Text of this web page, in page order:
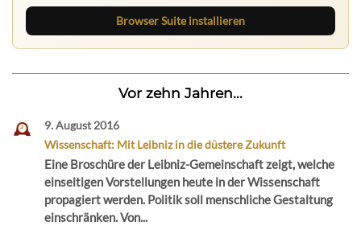
Browser Suite installieren
Vor zehn Jahren...
9. August 2016
Wissenschaft: Mit Leibniz in die düstere Zukunft
Eine Broschüre der Leibniz-Gemeinschaft zeigt, welche
einseitigen Vorstellungen heute in der Wissenschaft
propagiert werden. Politik soll menschliche Gestaltung
einschränken. Von...